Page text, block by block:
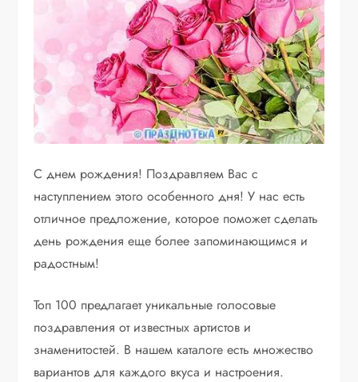
С днем рождения! Поздравляем Вас с
наступлением этого особенного дня! У нас есть
отличное предложение, которое поможет сделать
день рождения еще более запоминающимся и
радостным!
Топ 100 предлагает уникальные голосовые
поздравления от известных артистов и
знаменитостей. В нашем каталоге есть множество
вариантов для каждого вкуса и настроения.